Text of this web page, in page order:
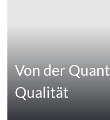
Von der
Qualität